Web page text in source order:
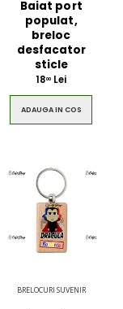
Baiat port
populat,
breloc
desfacator
sticle
1800 Lei
ADAUGA IN COS
BRELOCURI SUVENIR